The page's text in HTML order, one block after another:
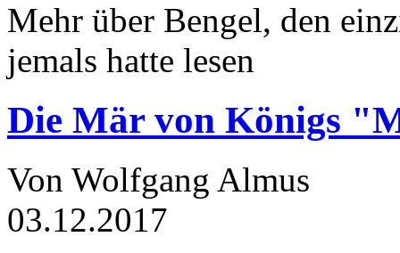
Mehr über Bengel, den
jemals hatte lesen
Die Mär von Königs
Von Wolfgang Almus
03.12.2017